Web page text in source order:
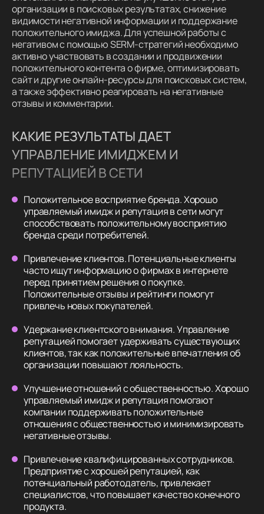
организации в поисковых результатах, снижение
видимости негативной информации и поддержание
положительного имиджа. Для успешной работы с
негативом с помощью SERM-стратегий необходимо
активно участвовать в создании и продвижении
положительного контента о фирме, оптимизировать
сайт и другие онлайн-ресурсы для поисковых систем,
а также эффективно реагировать на негативные
отзывы и комментарии.
КАКИЕ РЕЗУЛЬТАТЫ ДАЕТ
УПРАВЛЕНИЕ ИМИДЖЕМ И
РЕПУТАЦИЕЙ В СЕТИ
Положительное восприятие бренда. Хорошо
управляемый имидж и репутация в сети могут
способствовать положительному восприятию
бренда среди потребителей.
Привлечение клиентов. Потенциальные клиенты
часто ищут информацию о фирмах в интернете
перед принятием решения о покупке.
Положительные отзывы и рейтинги помогут
привлечь новых покупателей.
Удержание клиентского внимания. Управление
репутацией помогает удерживать существующих
клиентов, так как положительные впечатления об
организации повышают лояльность.
Улучшение отношений с общественностью. Хорошо
управляемый имидж и репутация помогают
компании поддерживать положительные
отношения с общественностью и минимизировать
негативные отзывы.
Привлечение квалифицированных сотрудников.
Предприятие с хорошей репутацией, как
потенциальный работодатель, привлекает
специалистов, что повышает качество конечного
продукта.